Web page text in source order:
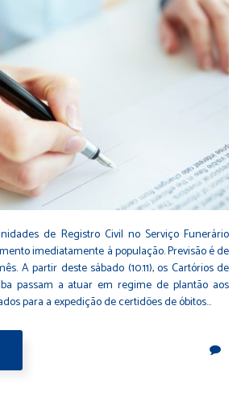
de Registro Civil no Serviço Funerário
imediatamente à população. Previsão é de
A partir deste sábado (10.11), os Cartórios de
passam a atuar em regime de plantão aos
para a expedição de certidões de óbitos…